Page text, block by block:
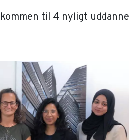
til 4 nyligt